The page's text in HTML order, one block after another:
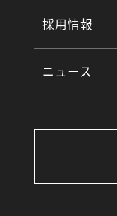
採用情報
ニュース